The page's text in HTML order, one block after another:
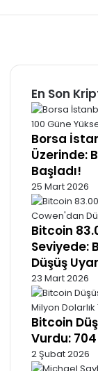
En Son
Borsa
Üzerinde:
Başladı!
25 Mart 2026
Bitcoin
Seviyede:
Düşüş
23 Mart 2026
Bitcoin
Vurdu:
2 Şubat 2026